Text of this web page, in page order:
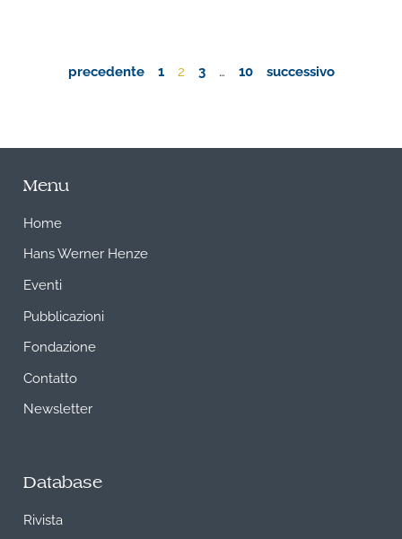
precedente 1 2 3 10 successivo
Menu
Home
Hans Werner Henze
Eventi
Pubblicazioni
Fondazione
Contatto
Newsletter
Database
Rivista